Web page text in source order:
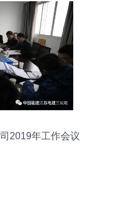
2019年工作会议